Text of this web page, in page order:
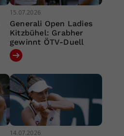
15.07.2026
Generali Open Ladies
Kitzbühel: Grabher
gewinnt ÖTV-Duell
14.07.2026